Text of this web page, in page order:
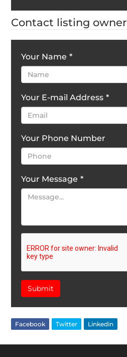
Contact listing owner
Your Name *
Your E-mail Address *
Your Phone Number
Your Message *
Submit
Facebook Twitter Linkedin